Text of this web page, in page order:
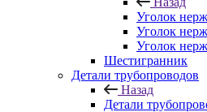
Уголок
Уголок
Уголок
Шестигранник
Детали трубопроводов
Назад
Детали